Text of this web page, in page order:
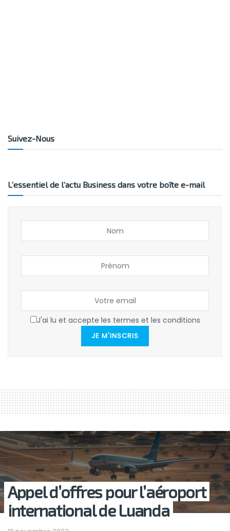
Suivez-Nous
L’essentiel de l’actu Business dans votre boîte e-mail
J'ai lu et accepte les termes et les conditions
JE M'INSCRIS
Appel d’offres pour l’aéroport
international de Luanda